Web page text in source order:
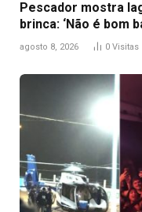
Pescador mostra
brinca: ‘Não é bom
agosto 8, 2026 0 Visitas